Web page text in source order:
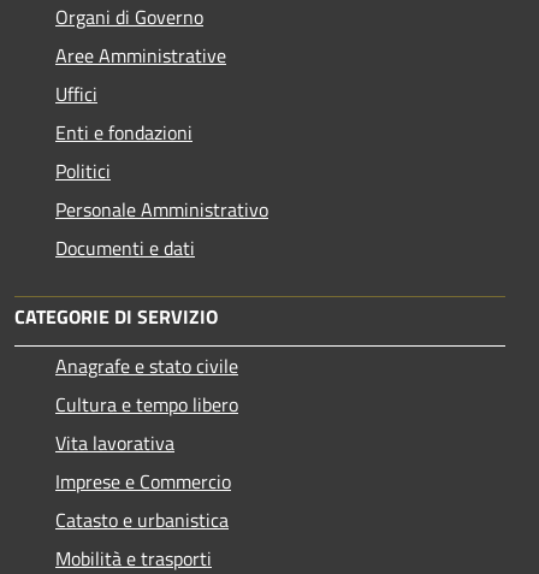
Organi di Governo
Aree Amministrative
Uffici
Enti e fondazioni
Politici
Personale Amministrativo
Documenti e dati
CATEGORIE DI SERVIZIO
Anagrafe e stato civile
Cultura e tempo libero
Vita lavorativa
Imprese e Commercio
Catasto e urbanistica
Mobilità e trasporti